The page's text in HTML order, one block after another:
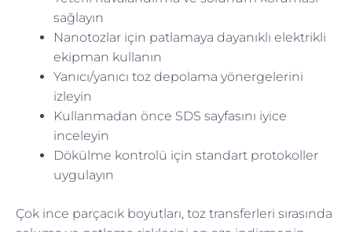
sağlayın
Nanotozlar için patlamaya dayanıklı elektrikli
ekipman kullanın
Yanıcı/yanıcı toz depolama yönergelerini
izleyin
Kullanmadan önce SDS sayfasını iyice
inceleyin
Dökülme kontrolü için standart protokoller
uygulayın
Çok ince parçacık boyutları, toz transferleri sırasında